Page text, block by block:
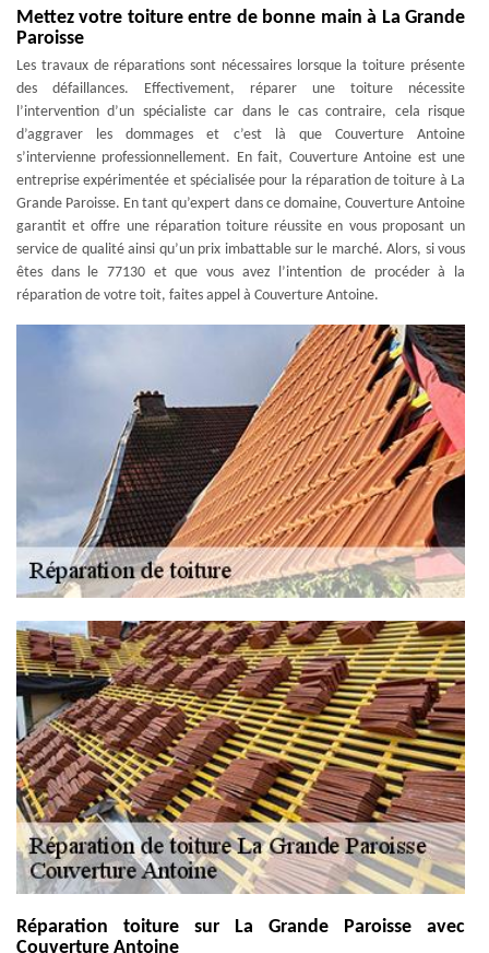
Mettez votre toiture entre de bonne main à La Grande
Paroisse
Les travaux de réparations sont nécessaires lorsque la toiture présente
des défaillances. Effectivement, réparer une toiture nécessite
l’intervention d’un spécialiste car dans le cas contraire, cela risque
d’aggraver les dommages et c’est là que Couverture Antoine
s’intervienne professionnellement. En fait, Couverture Antoine est une
entreprise expérimentée et spécialisée pour la réparation de toiture à La
Grande Paroisse. En tant qu’expert dans ce domaine, Couverture Antoine
garantit et offre une réparation toiture réussite en vous proposant un
service de qualité ainsi qu’un prix imbattable sur le marché. Alors, si vous
êtes dans le 77130 et que vous avez l’intention de procéder à la
réparation de votre toit, faites appel à Couverture Antoine.
Réparation toiture sur La Grande Paroisse avec
Couverture Antoine